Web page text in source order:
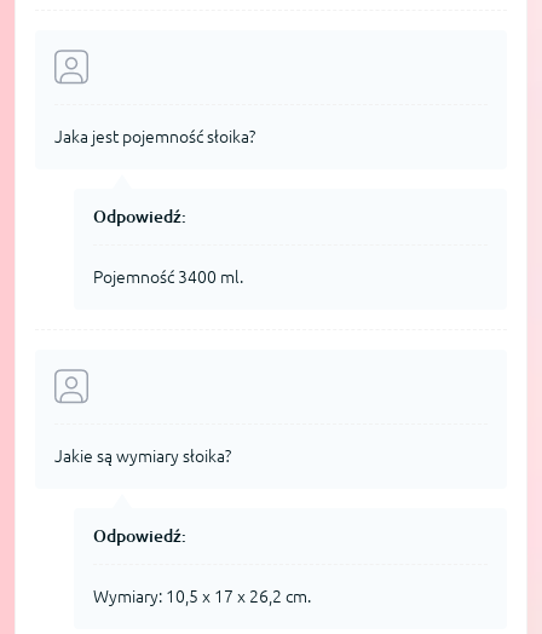
Jaka jest pojemność słoika?
Odpowiedź:
Pojemność 3400 ml.
Jakie są wymiary słoika?
Odpowiedź:
Wymiary: 10,5 x 17 x 26,2 cm.